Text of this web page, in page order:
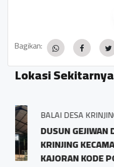
Bagikan:
Lokasi Sekitarnya
DESA
POS 56163